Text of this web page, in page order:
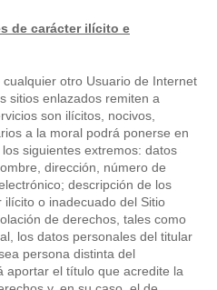
de carácter ilícito e
otro Usuario de Internet
sitios enlazados remiten a
son ilícitos, nocivos,
a la moral podrá ponerse en
siguientes extremos: datos
dirección, número de
descripción de los
o inadecuado del Sitio
de derechos, tales como
los datos personales del titular
persona distinta del
aportar el título que acredite la